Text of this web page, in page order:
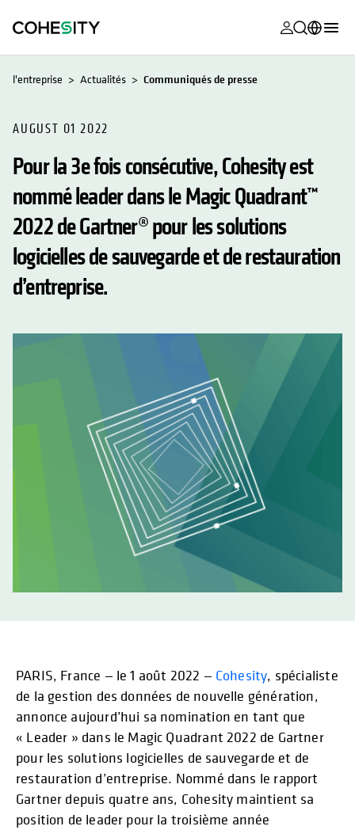
s’ouvre
s’ouvre
s’ouvre
Assistance
s’ouvre
s’ouvre
s’ouvre
s’ouvre
s’ouvre
日本語 (Japan)
Português (Brazil)
한국어 (South
Korea)
l'entreprise Actualités Communiqués de presse
AUGUST 01 2022
Pour la 3e fois consécutive, Cohesity est
nommé leader dans le Magic Quadrant™
2022 de Gartner® pour les solutions
logicielles de sauvegarde et de restauration
d’entreprise.
PARIS, France — le 1 août 2022 — Cohesity, spécialiste
de la gestion des données de nouvelle génération,
annonce aujourd’hui sa nomination en tant que
« Leader » dans le Magic Quadrant 2022 de Gartner
pour les solutions logicielles de sauvegarde et de
restauration d’entreprise. Nommé dans le rapport
Gartner depuis quatre ans, Cohesity maintient sa
position de leader pour la troisième année